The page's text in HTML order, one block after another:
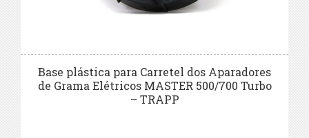
Base plástica para Carretel dos Aparadores
de Grama Elétricos MASTER 500/700 Turbo
– TRAPP